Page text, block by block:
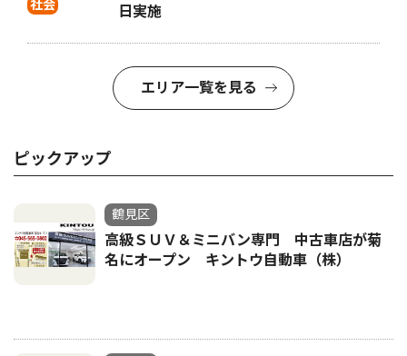
社会
日実施
エリア一覧を見る
ピックアップ
鶴見区
高級ＳＵＶ＆ミニバン専門 中古車店が菊
名にオープン キントウ自動車（株）